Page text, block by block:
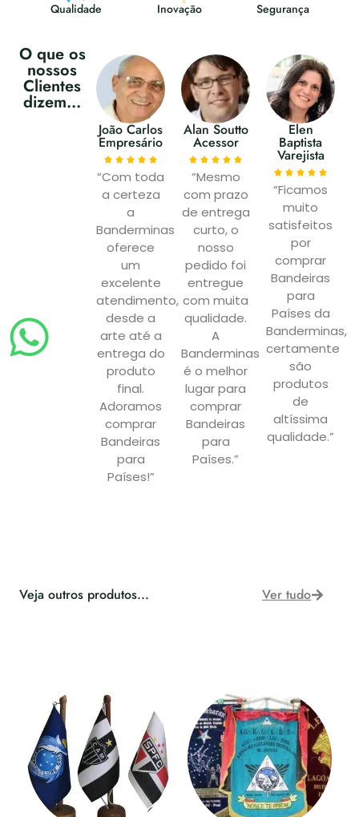
Qualidade Inovação Segurança
O que os
nossos
Clientes
dizem...
João Carlos
Empresário
“Com toda
a certeza
a
Banderminas
oferece
um
excelente
atendimento,
desde a
arte até a
entrega do
produto
final.
Adoramos
comprar
Bandeiras
para
Países!”
Alan Soutto
Acessor
“Mesmo
com prazo
de entrega
curto, o
nosso
pedido foi
entregue
com muita
qualidade.
A
Banderminas
é o melhor
lugar para
comprar
Bandeiras
para
Países.”
Elen
Baptista
Varejista
“Ficamos
muito
satisfeitos
por
comprar
Bandeiras
para
Países da
Banderminas,
certamente
são
produtos
de
altíssima
qualidade.”
Veja outros produtos... Ver tudo